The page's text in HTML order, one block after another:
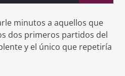
minutos a aquellos que
dos primeros partidos del
y el único que repetiría